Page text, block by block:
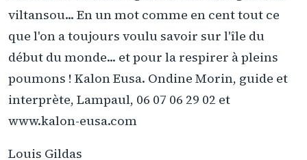
viltansou... En un mot comme en cent tout ce
que l'on a toujours voulu savoir sur l'île du
début du monde... et pour la respirer à pleins
poumons ! Kalon Eusa. Ondine Morin, guide et
interprète, Lampaul, 06 07 06 29 02 et
www.kalon-eusa.com
Louis Gildas